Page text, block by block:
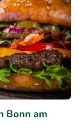
Bonn am